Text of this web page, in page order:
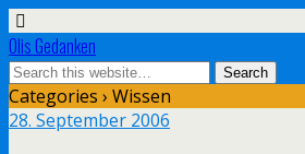
Olis Gedanken
Categories › Wissen
28. September 2006